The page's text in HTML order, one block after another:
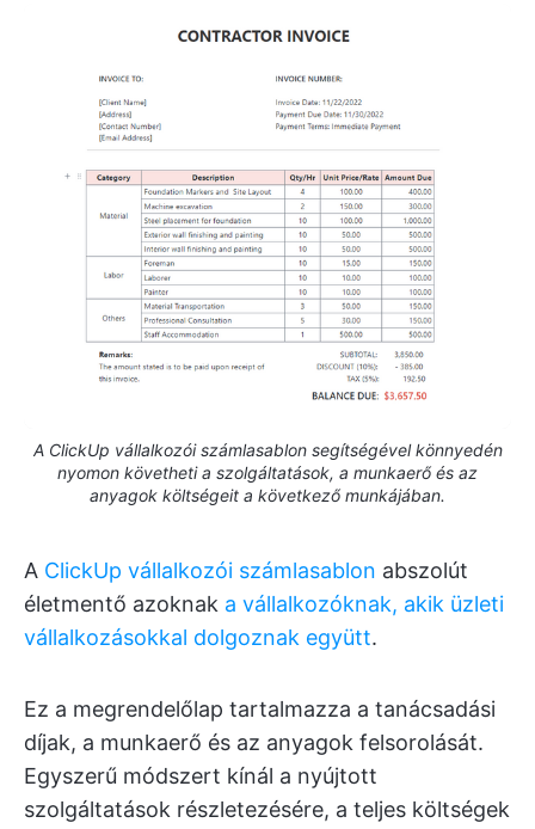
A ClickUp vállalkozói számlasablon segítségével könnyedén
nyomon követheti a szolgáltatások, a munkaerő és az
anyagok költségeit a következő munkájában.
A ClickUp vállalkozói számlasablon abszolút
életmentő azoknak a vállalkozóknak, akik üzleti
vállalkozásokkal dolgoznak együtt.
Ez a megrendelőlap tartalmazza a tanácsadási
díjak, a munkaerő és az anyagok felsorolását.
Egyszerű módszert kínál a nyújtott
szolgáltatások részletezésére, a teljes költségek